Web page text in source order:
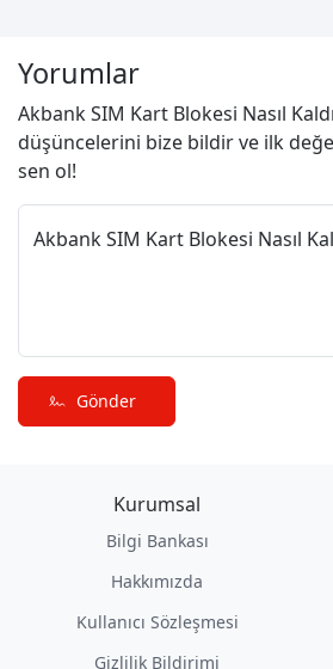
Yorumlar
Akbank SIM Kart Blokesi Nasıl
düşüncelerini bize bildir ve ilk
sen ol!
Gönder
Kurumsal
Bilgi Bankası
Hakkımızda
Kullanıcı Sözleşmesi
Gizlilik Bildirimi